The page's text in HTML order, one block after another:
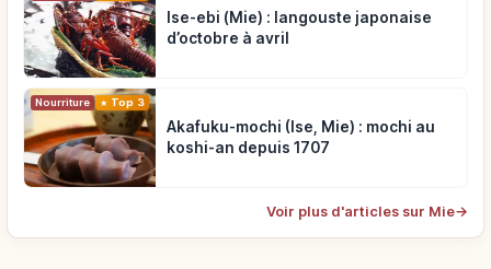
Ise-ebi (Mie) : langouste japonaise
d’octobre à avril
Nourriture Top 3
Akafuku-mochi (Ise, Mie) : mochi au
koshi-an depuis 1707
Voir plus d'articles sur Mie→